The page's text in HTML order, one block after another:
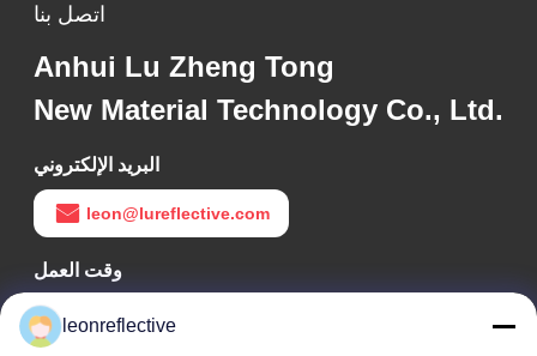
اتصل بنا
Anhui Lu Zheng Tong
New Material Technology Co., Ltd.
البريد الإلكتروني
leon@lureflective.com
وقت العمل
9:00-18:00
leonreflective